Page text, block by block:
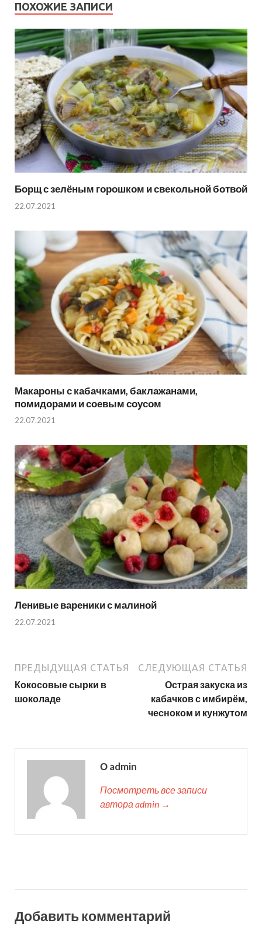
ПОХОЖИЕ ЗАПИСИ
Борщ с зелёным горошком и свекольной ботвой
22.07.2021
Макароны с кабачками, баклажанами,
помидорами и соевым соусом
22.07.2021
Ленивые вареники с малиной
22.07.2021
ПРЕДЫДУЩАЯ СТАТЬЯ
Кокосовые сырки в
шоколаде
СЛЕДУЮЩАЯ СТАТЬЯ
Острая закуска из
кабачков с имбирём,
чесноком и кунжутом
О admin
Посмотреть все записи
автора admin →
Добавить комментарий